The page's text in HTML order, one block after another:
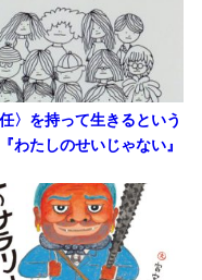
任〉を持って生きるという
わたしのせいじゃない』